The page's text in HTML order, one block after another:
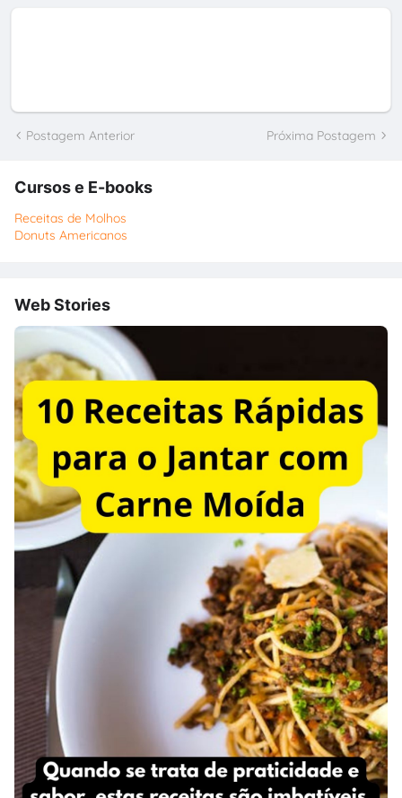
Postagem Anterior Próxima Postagem
Cursos e E-books
Receitas de Molhos
Donuts Americanos
Web Stories